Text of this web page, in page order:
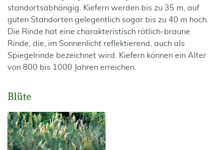
standortsabhängig. Kiefern werden bis zu 35 m, auf
guten Standorten gelegentlich sogar bis zu 40 m hoch.
Die Rinde hat eine charakteristisch rötlich-braune
Rinde, die, im Sonnenlicht reflektierend, auch als
Spiegelrinde bezeichnet wird. Kiefern können ein Alter
von 800 bis 1000 Jahren erreichen.
Blüte